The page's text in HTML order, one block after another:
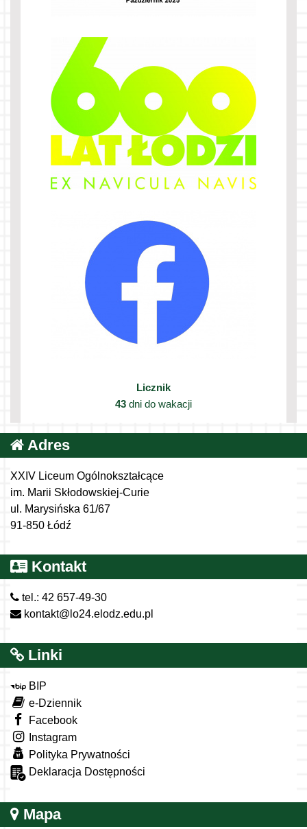
Licznik
43 dni do wakacji
Adres
XXIV Liceum Ogólnokształcące
im. Marii Skłodowskiej-Curie
ul. Marysińska 61/67
91-850 Łódź
Kontakt
tel.: 42 657-49-30
kontakt@lo24.elodz.edu.pl
Linki
BIP
e-Dziennik
Facebook
Instagram
Polityka Prywatności
Deklaracja Dostępności
Mapa